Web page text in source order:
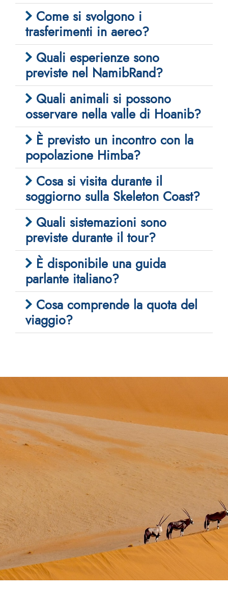
Come si svolgono i
trasferimenti in aereo?
Quali esperienze sono
previste nel NamibRand?
Quali animali si possono
osservare nella valle di Hoanib?
È previsto un incontro con la
popolazione Himba?
Cosa si visita durante il
soggiorno sulla Skeleton Coast?
Quali sistemazioni sono
previste durante il tour?
È disponibile una guida
parlante italiano?
Cosa comprende la quota del
viaggio?